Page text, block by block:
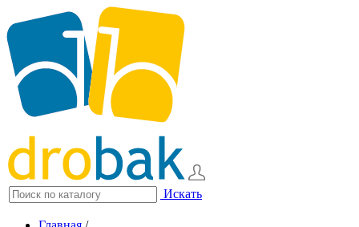
Искать